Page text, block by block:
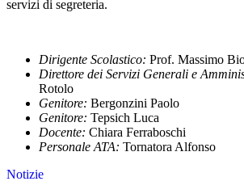
servizi di segreteria.
Dirigente Scolastico: Prof. Massimo
Direttore dei Servizi Generali e
Rotolo
Genitore: Bergonzini Paolo
Genitore: Tepsich Luca
Docente: Chiara Ferraboschi
Personale ATA: Tornatora Alfonso
Notizie